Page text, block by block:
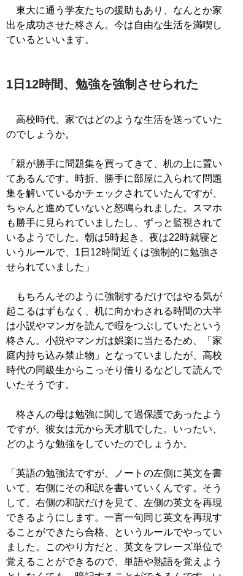
東大に通う学友たちの援助もあり、なんとか家
出を成功させた柊さん。今は自由な生活を満喫し
ているといいます。
1日12時間、勉強を強制させられた
高校時代、家ではどのような生活を送っていた
のでしょうか。
「親が勝手に問題集を買ってきて、机の上に置い
てあるんです。時折、勝手に部屋に入られて問題
集を解いているかチェックされていたんですが、
ちゃんと進めていないと怒鳴られました。スマホ
も勝手に見られていましたし、ずっと監視されて
いるようでした。朝は5時起き、夜は22時就寝と
いうルールで、1日12時間近くは強制的に勉強さ
せられていました」
もちろんそのように強制するだけではやる気が
起こるはずもなく、机に向かわされる時間の大半
は小説やマンガを読んで暇をつぶしていたという
柊さん。小説やマンガは娯楽に当たるため、「家
庭内持ち込み禁止物」となっていましたが、高校
時代の同級生からこっそり借りるなどして読んで
いたそうです。
柊さんの母は勉強に関して過保護であったよう
ですが、彼女は元から天才肌でした。いったい、
どのような勉強をしていたのでしょうか。
「英語の勉強法ですが、ノートの左側に英文を書
いて、右側にその和訳を書いていくんです。そう
して、右側の和訳だけを見て、左側の英文を再現
できるようにします。一言一句同じ英文を再現す
ることができたら合格、というルールでやってい
ました。このやり方だと、英文をフレーズ単位で
覚えることができるので、単語や熟語を覚えよう